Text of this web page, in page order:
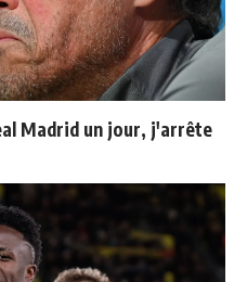
Madrid un jour, j'arrête